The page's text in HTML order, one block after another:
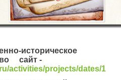
историческое
сайт -
activities/projects/dates/1